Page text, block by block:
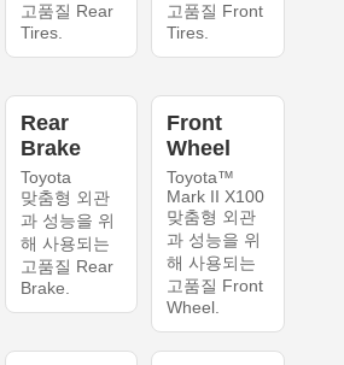
고품질 Rear
Tires.
고품질 Front
Tires.
Rear
Brake
Toyota
맞춤형 외관
과 성능을 위
해 사용되는
고품질 Rear
Brake.
Front
Wheel
Toyota™
Mark II X100
맞춤형 외관
과 성능을 위
해 사용되는
고품질 Front
Wheel.